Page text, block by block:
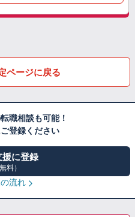
ページに戻る
職相談も可能！
登録ください
援に登録
無料）
流れ